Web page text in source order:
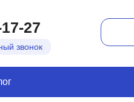
27
звонок